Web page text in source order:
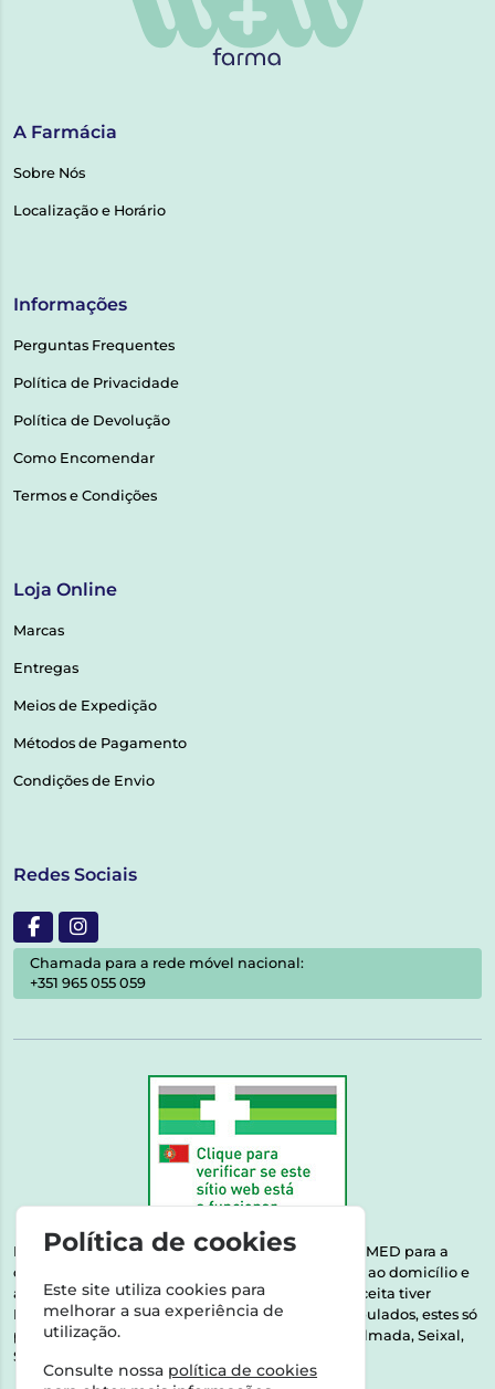
A Farmácia
Sobre Nós
Localização e Horário
Informações
Perguntas Frequentes
Política de Privacidade
Política de Devolução
Como Encomendar
Termos e Condições
Loja Online
Marcas
Entregas
Meios de Expedição
Métodos de Pagamento
Condições de Envio
Redes Sociais
Chamada para a rede móvel nacional:
+351 965 055 059
Esta farmácia encontra-se autorizada pelo INFARMED para a
dispensa de medicamentos e produtos de saúde ao domicílio e
através da internet. Medicamentos | Se na sua receita tiver
MSRM, MNSRM, MSRMV ou Medicamentos Manipulados, estes só
podem ser entregues nos seguintes concelhos: Almada, Seixal,
Sesimbra, Oeiras e Lisboa.
Política de cookies
Este site utiliza cookies para
melhorar a sua experiência de
utilização.
Consulte nossa política de cookies